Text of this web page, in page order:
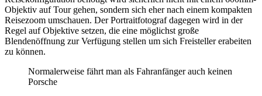
Objektiv auf Tour gehen, sondern sich eher nach einem kompakten
Reisezoom umschauen. Der Portraitfotograf dagegen wird in der
Regel auf Objektive setzen, die eine möglichst große
Blendenöffnung zur Verfügung stellen um sich Freisteller erabeiten
zu können.
Normalerweise fährt man als Fahranfänger auch keinen
Porsche